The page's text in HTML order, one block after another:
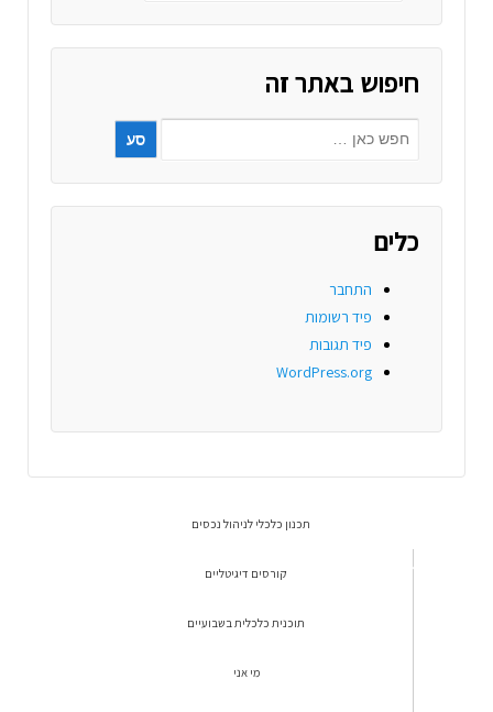
חיפוש באתר זה
כלים
התחבר
פיד רשומות
פיד תגובות
WordPress.org
תכנון כלכלי לניהול נכסים
קורסים דיגיטליים
תוכנית כלכלית בשבועיים
מי אני